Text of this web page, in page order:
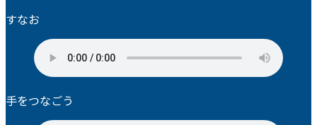
すなお
手をつなごう